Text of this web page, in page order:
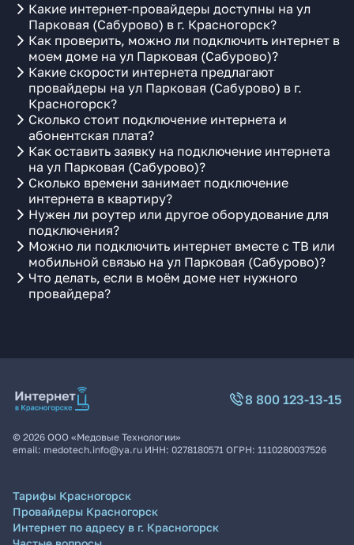
Какие интернет-провайдеры доступны на ул
Парковая (Сабурово) в г. Красногорск?
Как проверить, можно ли подключить интернет в
моем доме на ул Парковая (Сабурово)?
Какие скорости интернета предлагают
провайдеры на ул Парковая (Сабурово) в г.
Красногорск?
Сколько стоит подключение интернета и
абонентская плата?
Как оставить заявку на подключение интернета
на ул Парковая (Сабурово)?
Сколько времени занимает подключение
интернета в квартиру?
Нужен ли роутер или другое оборудование для
подключения?
Можно ли подключить интернет вместе с ТВ или
мобильной связью на ул Парковая (Сабурово)?
Что делать, если в моём доме нет нужного
провайдера?
8 800 123-13-15
© 2026 ООО «Медовые Технологии»
email: medotech.info@ya.ru ИНН: 0278180571 ОГРН: 1110280037526
Тарифы Красногорск
Провайдеры Красногорск
Интернет по адресу в г. Красногорск